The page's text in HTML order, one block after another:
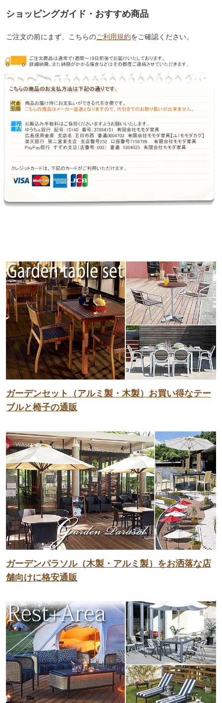
ショッピングガイド・おすすめ商品
ご注文の前にまず、こちらのご利用規約をご確認ください。
ガーデンセット（アルミ製・木製）お買い得なテー
ブルと椅子の通販
ガーデンパラソル（木製・アルミ製）をお洒落な店
舗向けに格安通販